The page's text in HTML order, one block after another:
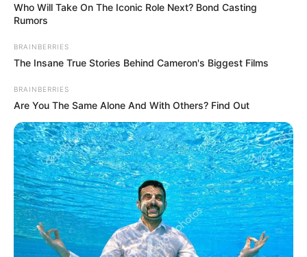
Who Will Take On The Iconic Role Next? Bond Casting
Rumors
BRAINBERRIES
The Insane True Stories Behind Cameron's Biggest Films
BRAINBERRIES
Are You The Same Alone And With Others? Find Out